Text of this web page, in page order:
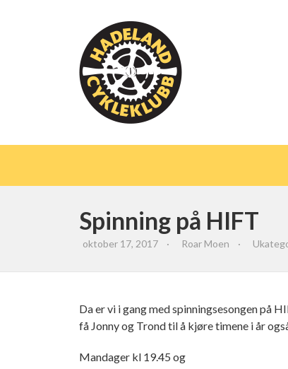
Spinning på HIFT
oktober 17, 2017 · Roar Moen ·
Da er vi i gang med spinningsesongen på
få Jonny og Trond til å kjøre timene i år
Mandager kl 19.45 og